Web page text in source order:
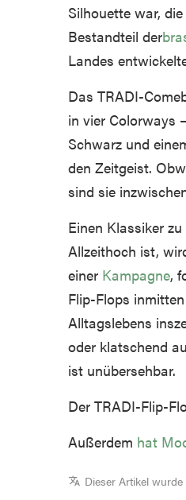
Silhouette war,
Bestandteil der
Landes
Das TRADI-
in vier Colorways
Schwarz und
den Zeitgeist.
sind sie
Einen Klassiker
Allzeithoch ist,
einer Kampagne,
Flip-Flops
Alltagslebens
oder klatschend
ist unübersehbar.
Der TRADI-Flip-
Außerdem hat
Dieser Artikel